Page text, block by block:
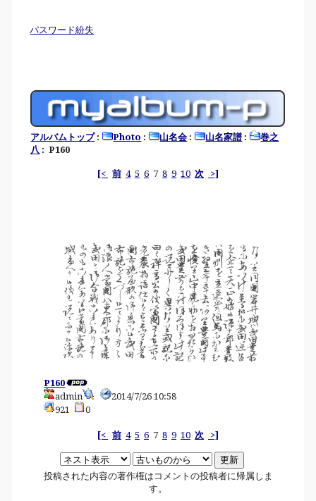
パスワード紛失
アルバムトップ: Photo : 山名会 : 山名家譜 :
巻之
八 : P160
[< 前 4 5 6 7 8 9 10 次 >]
P160
admin
2014/7/26 10:58
921
0
[< 前 4 5 6 7 8 9 10 次 >]
投稿された内容の著作権はコメントの投稿者に帰属しま
す。